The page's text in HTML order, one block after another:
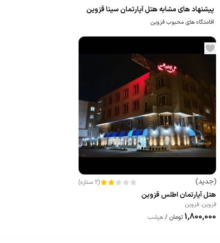
پیشنهاد های مشابه هتل آپارتمان سینا قزوین
اقامتگاه های محبوب قزوین
(جدید)
(
2 ستاره)
هتل آپارتمان اطلس قزوین
قزوین، قزوین
1,800,000 تومان / هرشب